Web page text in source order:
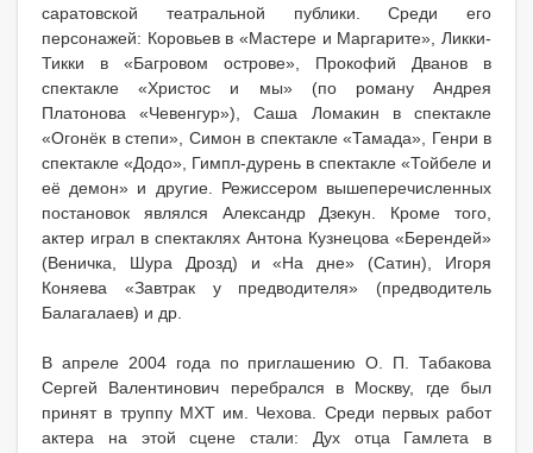
саратовской театральной публики. Среди его
персонажей: Коровьев в «Мастере и Маргарите», Ликки-
Тикки в «Багровом острове», Прокофий Дванов в
спектакле «Христос и мы» (по роману Андрея
Платонова «Чевенгур»), Саша Ломакин в спектакле
«Огонёк в степи», Симон в спектакле «Тамада», Генри в
спектакле «Додо», Гимпл-дурень в спектакле «Тойбеле и
её демон» и другие. Режиссером вышеперечисленных
постановок являлся Александр Дзекун. Кроме того,
актер играл в спектаклях Антона Кузнецова «Берендей»
(Веничка, Шура Дрозд) и «На дне» (Сатин), Игоря
Коняева «Завтрак у предводителя» (предводитель
Балагалаев) и др.
В апреле 2004 года по приглашению О. П. Табакова
Сергей Валентинович перебрался в Москву, где был
принят в труппу МХТ им. Чехова. Среди первых работ
актера на этой сцене стали: Дух отца Гамлета в